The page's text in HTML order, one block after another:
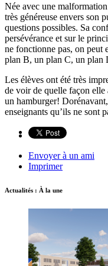
Née avec une
très généreuse envers son
questions possibles. Sa
persévérance et sur le
ne fonctionne pas, on peut
plan B, un plan C, un plan
Les élèves ont été très
de voir de quelle façon elle
un hamburger!
enseignants qu’ils ne sont
Envoyer à un ami
Imprimer
Actualités : À la une